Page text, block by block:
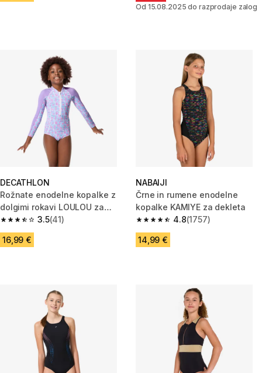
Od 15.08.2025 do razprodaje zalog
DECATHLON
Rožnate enodelne kopalke z
dolgimi rokavi LOULOU za
dekleta
3.5
3.5 od 5 zvezdic from 41 ocene
(41)
16,99 €
NABAIJI
Črne in rumene enodelne
kopalke KAMIYE za dekleta
4.8
4.8 od 5 zvezdic from 1757
(1757)
14,99 €